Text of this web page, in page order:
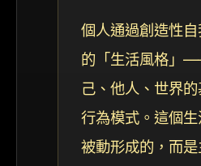
個人通過創造性
的「生活風格」
己、他人、世界
行為模式。這個
被動形成的，而